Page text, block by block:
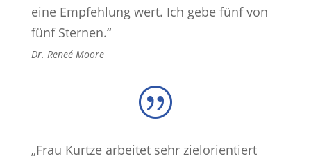
eine Empfehlung wert. Ich gebe fünf von
fünf Sternen.“
Dr. Reneé Moore
|
„Frau Kurtze arbeitet sehr zielorientiert